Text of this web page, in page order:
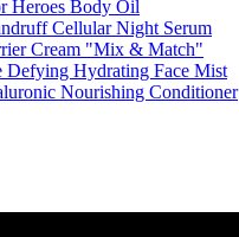
Body Oil
Cellular Night Serum
Cream "Mix & Match"
Defying Hydrating Face Mist
Nourishing Conditioner